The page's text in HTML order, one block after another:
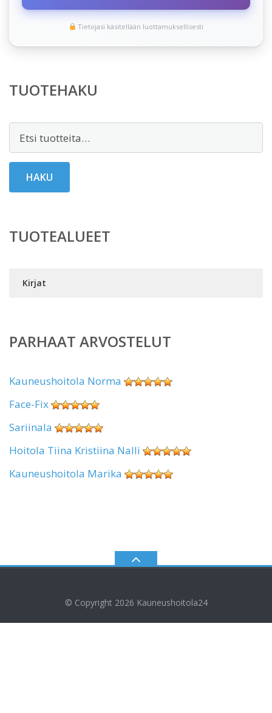
Tietojasi käsitellään luottamuksellisesti
TUOTEHAKU
HAKU
TUOTEALUEET
Kirjat
PARHAAT ARVOSTELUT
Kauneushoitola Norma
Face-Fix
Sariinala
Hoitola Tiina Kristiina Nalli
Kauneushoitola Marika
© Copyright 2026 Kauneushoitola24